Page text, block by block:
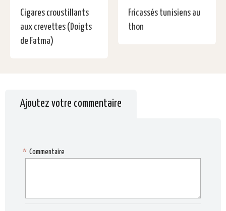
Cigares croustillants
aux crevettes (Doigts
de Fatma)
Fricassés tunisiens au
thon
Ajoutez votre commentaire
Commentaire
*